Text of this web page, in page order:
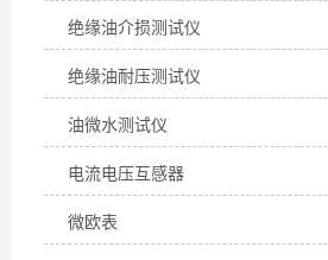
绝缘油介损测试仪
绝缘油耐压测试仪
油微水测试仪
电流电压互感器
微欧表